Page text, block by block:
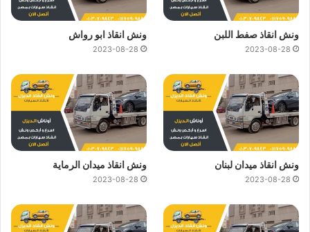
ونش انقاذ صفط اللبن
2023-08-28
ونش انقاذ ابو رواش
2023-08-28
ونش انقاذ ميدان لبنان
2023-08-28
ونش انقاذ ميدان الرماية
2023-08-28